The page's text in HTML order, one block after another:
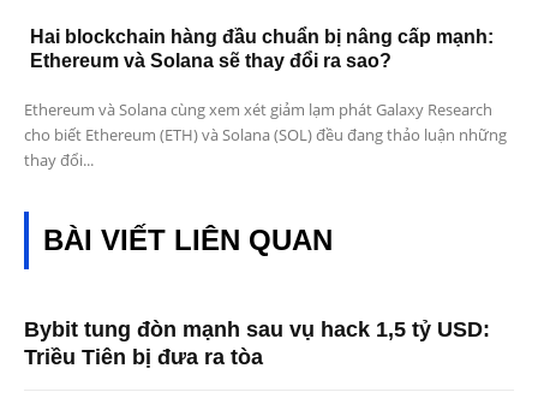
Hai blockchain hàng đầu chuẩn bị nâng cấp mạnh:
Ethereum và Solana sẽ thay đổi ra sao?
Ethereum và Solana cùng xem xét giảm lạm phát Galaxy Research
cho biết Ethereum (ETH) và Solana (SOL) đều đang thảo luận những
thay đổi...
BÀI VIẾT LIÊN QUAN
Bybit tung đòn mạnh sau vụ hack 1,5 tỷ USD:
Triều Tiên bị đưa ra tòa